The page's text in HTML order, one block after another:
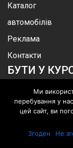
Каталог
автомобілів
Реклама
Контакти
БУТИ У
Ми
перебування у
цей сайт, ви
Згоден
Не